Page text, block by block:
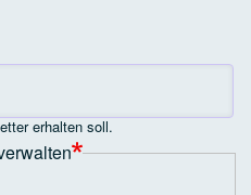
erhalten soll.